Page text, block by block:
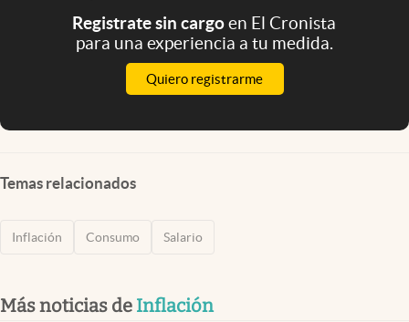
Registrate sin cargoen El Cronista
para una experiencia a tu medida.
Quiero registrarme
Temas relacionados
Inflación Consumo Salario
Más noticias de Inflación